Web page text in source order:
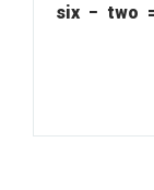
six − two